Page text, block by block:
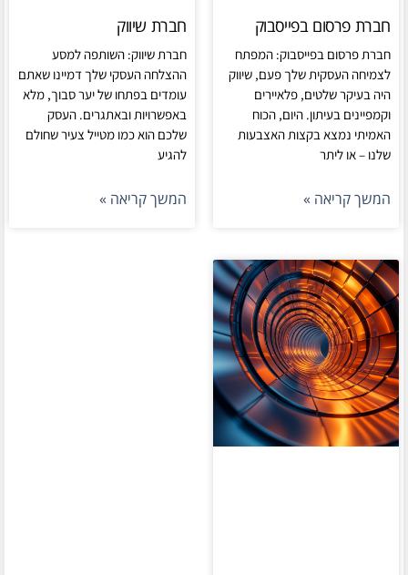
חברת פרסום בפייסבוק
חברת פרסום בפייסבוק: המפתח
לצמיחה העסקית שלך פעם, שיווק
היה בעיקר שלטים, פלאיירים
וקמפיינים בעיתון. היום, הכוח
האמיתי נמצא בקצות האצבעות
שלנו – או ליתר
המשך קריאה »
חברת שיווק
חברת שיווק: השותפה למסע
ההצלחה העסקי שלך דמיינו שאתם
עומדים בפתחו של יער סבוך, מלא
באפשרויות ובאתגרים. העסק
שלכם הוא כמו מטייל צעיר שחולם
להגיע
המשך קריאה »